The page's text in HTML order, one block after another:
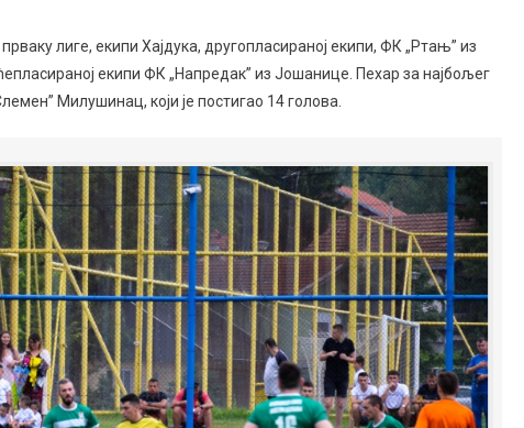
лигилиге, екипи Хајдука, другопласираној екипи, ФК „Ртањ” из
екипи ФК „Напредак” из Јошанице. Пехар за најбољег
Милушинац, који је постигао 14 голова.